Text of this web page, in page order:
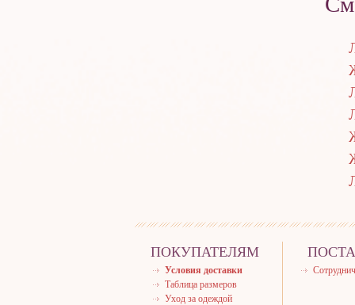
ПОКУПАТЕЛЯМ
Условия доставки
Таблица размеров
Уход за одеждой